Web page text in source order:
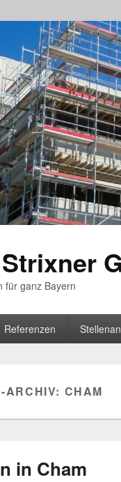
für ganz Bayern
Referenzen
ARCHIV: CHAM
in Cham